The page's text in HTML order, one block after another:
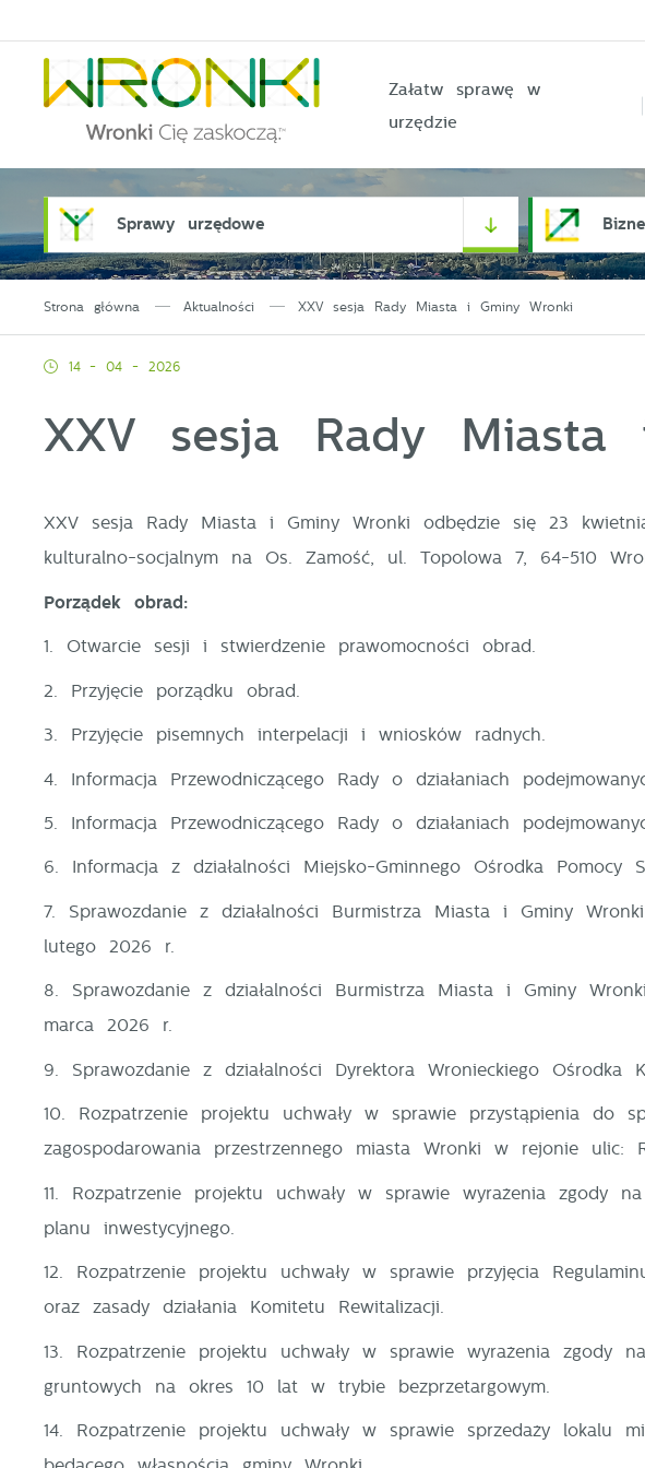
Załatw sprawę w
urzędzie
Sprawy urzędowe
Strona główna Aktualności XXV sesja Rady Miasta i Gminy Wronki
14 - 04 - 2026
XXV sesja Rady Miasta
XXV sesja Rady Miasta i Gminy Wronki odbędzie się 23
kulturalno-socjalnym na Os. Zamość, ul. Topolowa 7, 64-510
Porządek obrad:
1. Otwarcie sesji i stwierdzenie prawomocności obrad.
2. Przyjęcie porządku obrad.
3. Przyjęcie pisemnych interpelacji i wniosków radnych.
4. Informacja Przewodniczącego Rady o działaniach
5. Informacja Przewodniczącego Rady o działaniach
6. Informacja z działalności Miejsko-Gminnego Ośrodka Pomocy
7. Sprawozdanie z działalności Burmistrza Miasta i Gminy
lutego 2026 r.
8. Sprawozdanie z działalności Burmistrza Miasta i Gminy
marca 2026 r.
9. Sprawozdanie z działalności Dyrektora Wronieckiego
10. Rozpatrzenie projektu uchwały w sprawie przystąpienia do
zagospodarowania przestrzennego miasta Wronki w rejonie ulic:
11. Rozpatrzenie projektu uchwały w sprawie wyrażenia zgody
planu inwestycyjnego.
12. Rozpatrzenie projektu uchwały w sprawie przyjęcia
oraz zasady działania Komitetu Rewitalizacji.
13. Rozpatrzenie projektu uchwały w sprawie wyrażenia zgody
gruntowych na okres 10 lat w trybie bezprzetargowym.
14. Rozpatrzenie projektu uchwały w sprawie sprzedaży lokalu
Ustawienia